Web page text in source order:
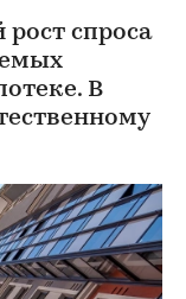
спроса
В